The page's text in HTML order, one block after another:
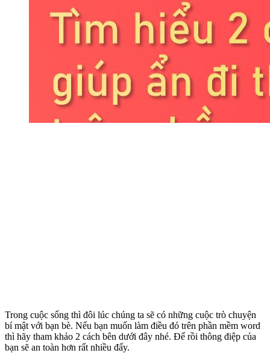
Trong cuộc sống thì đôi lúc chúng ta sẽ có những cuộc trò chuyện
bí mật với bạn bè. Nếu bạn muốn làm điều đó trên phần mềm word
thì hãy tham khảo 2 cách bên dưới đây nhé. Để rồi thông điệp của
bạn sẽ an toàn hơn rất nhiều đấy.